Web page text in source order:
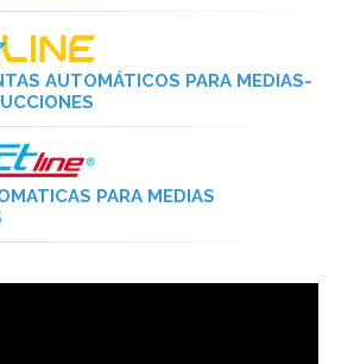
AUTOMÁTICOS PARA MEDIAS-
PARA MEDIAS